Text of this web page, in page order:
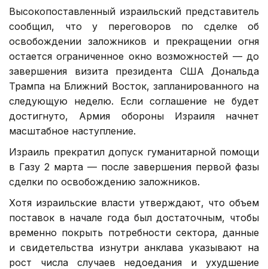
Высокопоставленный израильский представитель
сообщил, что у переговоров по сделке об
освобождении заложников и прекращении огня
остается ограниченное окно возможностей — до
завершения визита президента США Дональда
Трампа на Ближний Восток, запланированного на
следующую неделю. Если соглашение не будет
достигнуто, Армия обороны Израиля начнет
масштабное наступление.
Израиль прекратил допуск гуманитарной помощи
в Газу 2 марта — после завершения первой фазы
сделки по освобождению заложников.
Хотя израильские власти утверждают, что объем
поставок в начале года был достаточным, чтобы
временно покрыть потребности сектора, данные
и свидетельства изнутри анклава указывают на
рост числа случаев недоедания и ухудшение